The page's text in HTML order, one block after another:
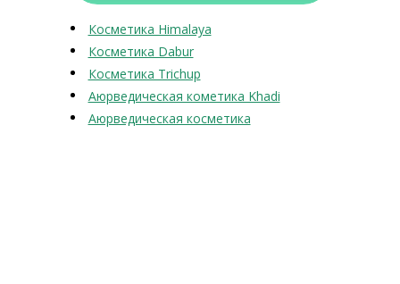
Косметика Himalaya
Косметика Dabur
Косметика Trichup
Аюрведическая кометика Khadi
Аюрведическая косметика